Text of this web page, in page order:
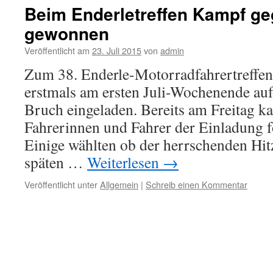
Beim Enderletreffen Kampf
gewonnen
Veröffentlicht am 23. Juli 2015von admin
Zum 38. Enderle-
erstmals am ersten Juli-Wochenende
Bruch eingeladen. Bereits am Freitag
Fahrerinnen und Fahrer der Einladung
Einige wählten ob der herrschenden
späten … Weiterlesen →
Veröffentlicht unterAllgemein | Schreib einen Kommentar